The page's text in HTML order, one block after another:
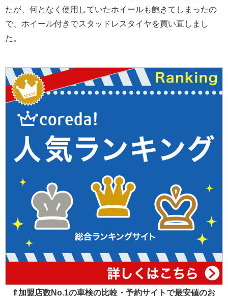
たが、何となく使用していたホイールも飽きてしまったの
で、ホイール付きでスタッドレスタイヤを買い直しまし
た。
⇑加盟店数No.1の車検の比較・予約サイトで最安値のお